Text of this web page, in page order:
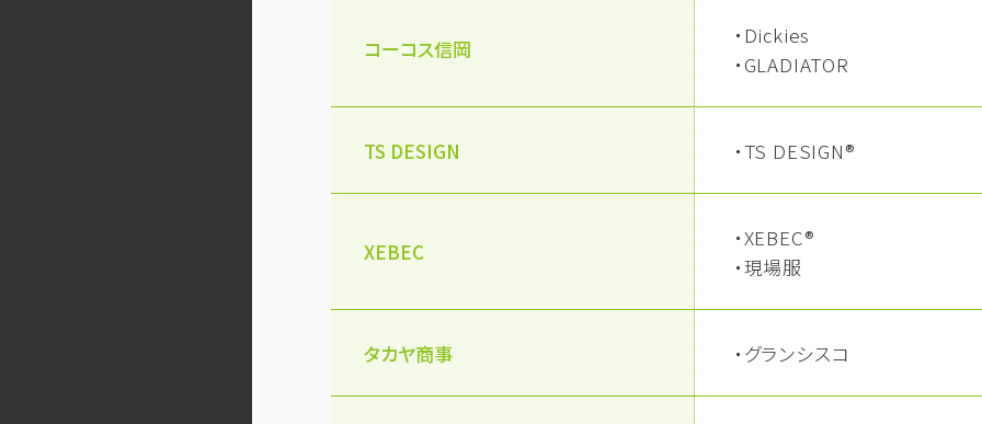
コーコス信岡
・Dickies
・GLADIATOR
TS DESIGN ・TS DESIGN®
XEBEC
・XEBEC®
・現場服
タカヤ商事 ・グランシスコ